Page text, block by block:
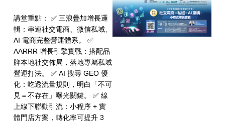
講堂重點： ✅ 三浪疊加增長邏
輯：串連社交電商、微信私域、
AI 電商完整營運體系。 ✅
AARRR 增長引擎實戰：搭配品
牌本地社交佈局，落地專屬私域
營運打法。 ✅ AI 搜尋 GEO 優
化：吃透流量規則，明白「不可
見＝不存在」曝光關鍵。 ✅ 線
上線下聯動引流：小程序 + 實
體門店方案，轉化率可提升 3